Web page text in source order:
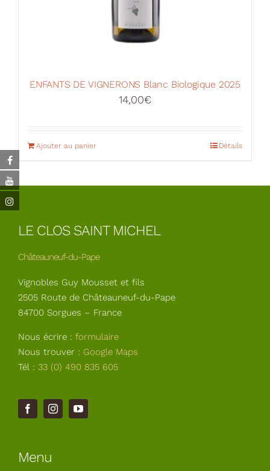
ENFANTS DE VIGNERONS Blanc Biologique 2025
14,00€
Ajouter au panier Détails
LE CLOS SAINT MICHEL
Châteauneuf-du-Pape
Vignobles Guy Mousset et fils
2505 Route de Châteauneuf-du-Pape
84700 Sorgues – France
Nous écrire : formulaire
Nous trouver : Google Maps
Tél : 33 (0) 490 835 605
Menu